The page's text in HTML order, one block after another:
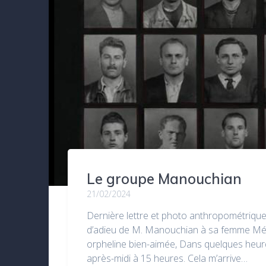
Le groupe Manouchian
21/02/2024
Dernière lettre et photo
d’adieu de M. Manouchian à sa femme
orpheline bien-aimée, Dans quelques
après-midi à 15 heures. Cela m’arrive…